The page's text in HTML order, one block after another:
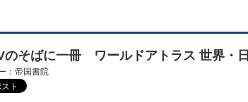
のそばに一冊 ワールドアトラス 世界・
：帝国書院